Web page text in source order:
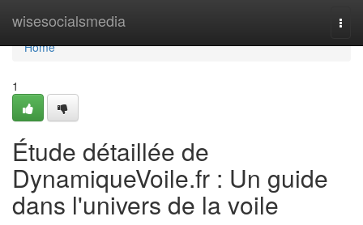
wisesocialsmedia
Home
Home
1
Étude détaillée de
DynamiqueVoile.fr : Un guide
dans l'univers de la voile